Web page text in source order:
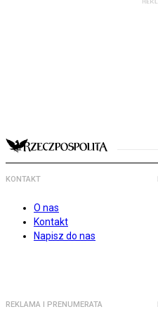
KONTAKT
O nas
Kontakt
Napisz do nas
REKLAMA I PRENUMERATA